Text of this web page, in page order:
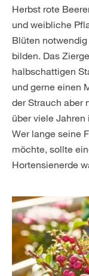
Herbst rote
und weibliche
Blüten
bilden. Das
halbschattigen
und gerne einen
der Strauch aber
über viele
Wer lange seine
möchte, sollte
Hortensienerde